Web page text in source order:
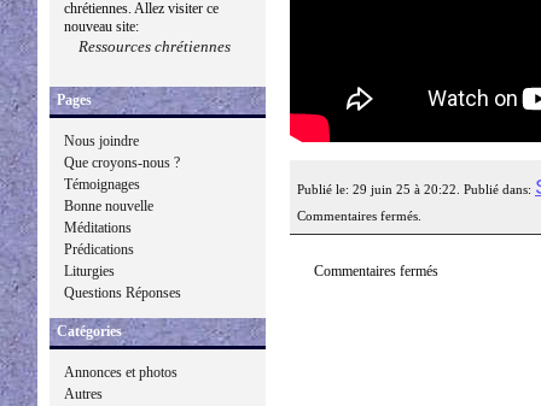
chrétiennes. Allez visiter ce
nouveau site:
Ressources chrétiennes
Pages
Nous joindre
Que croyons-nous ?
Témoignages
Bonne nouvelle
Méditations
Prédications
Liturgies
Questions Réponses
Catégories
Annonces et photos
Autres
Publié le: 29 juin 25 à 20:22. Publié dans:
Commentaires fermés.
Commentaires fermés